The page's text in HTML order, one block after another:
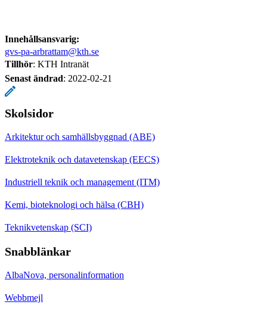
Innehållsansvarig:
gvs-pa-arbrattam@kth.se
Tillhör: KTH Intranät
Senast ändrad: 2022-02-21
Skolsidor
Arkitektur och samhällsbyggnad (ABE)
Elektroteknik och datavetenskap (EECS)
Industriell teknik och management (ITM)
Kemi, bioteknologi och hälsa (CBH)
Teknikvetenskap (SCI)
Snabblänkar
AlbaNova, personalinformation
Webbmejl